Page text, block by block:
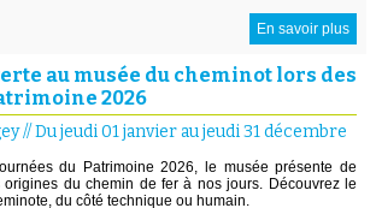
En savoir plus
au musée du cheminot lors des
2026
//Du jeudi 01 janvier au jeudi 31 décembre
du Patrimoine 2026, le musée présente de
origines du chemin de fer à nos jours. Découvrez le
du côté technique ou humain.